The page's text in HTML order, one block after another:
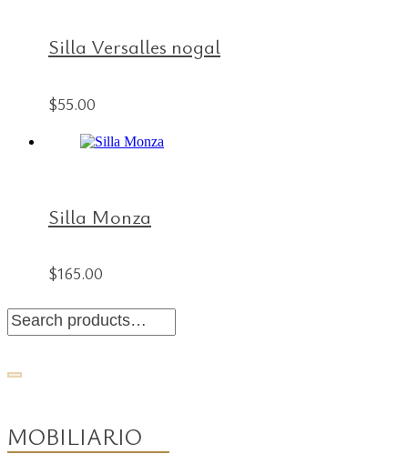
Silla Versalles nogal
$55.00
Silla Monza
$165.00
MOBILIARIO